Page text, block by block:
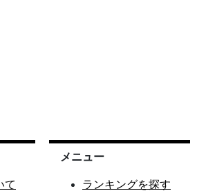
て
メニュー
ランキングを探す